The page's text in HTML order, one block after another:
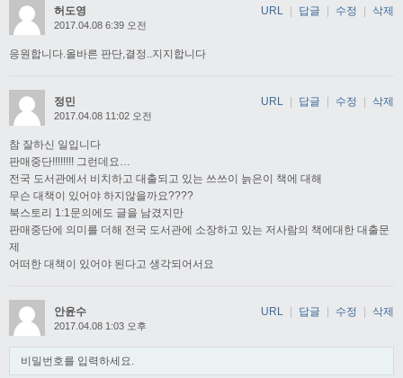
허도영
2017.04.08 6:39 오전
응원합니다.올바른 판단,결정..지지합니다
URL 답글 수정 삭제
정민
2017.04.08 11:02 오전
참 잘하신 일입니다
판매중단!!!!!!!! 그런데요…
전국 도서관에서 비치하고 대출되고 있는 쓰쓰이 늙은이 책에 대해
무슨 대책이 있어야 하지않을까요????
북스토리 1:1문의에도 글을 남겼지만
판매중단에 의미를 더해 전국 도서관에 소장하고 있는 저사람의 책에대한 대출문
제
어떠한 대책이 있어야 된다고 생각되어서요
URL | 답글 | 수정 | 삭제
안윤수
2017.04.08 1:03 오후
비밀번호를 입력하세요.
URL | 답글 | 수정 | 삭제